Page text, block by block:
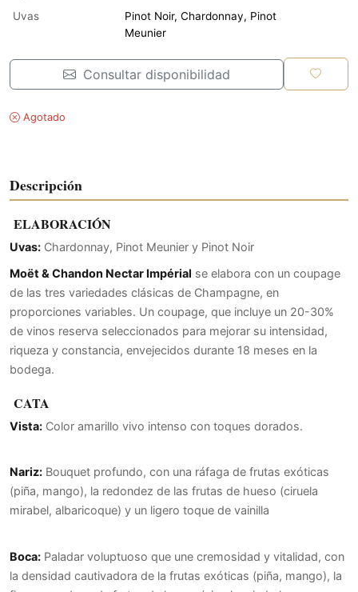
Uvas
Pinot Noir, Chardonnay, Pinot
Meunier
Consultar disponibilidad
Agotado
Descripción
ELABORACIÓN
Uvas: Chardonnay, Pinot Meunier y Pinot Noir
Moët & Chandon Nectar Impérial se elabora con un coupage
de las tres variedades clásicas de Champagne, en
proporciones variables. Un coupage, que incluye un 20-30%
de vinos reserva seleccionados para mejorar su intensidad,
riqueza y constancia, envejecidos durante 18 meses en la
bodega.
CATA
Vista: Color amarillo vivo intenso con toques dorados.
Nariz: Bouquet profundo, con una ráfaga de frutas exóticas
(piña, mango), la redondez de las frutas de hueso (ciruela
mirabel, albaricoque) y un ligero toque de vainilla
Boca: Paladar voluptuoso que une cremosidad y vitalidad, con
la densidad cautivadora de la frutas exóticas (piña, mango), la